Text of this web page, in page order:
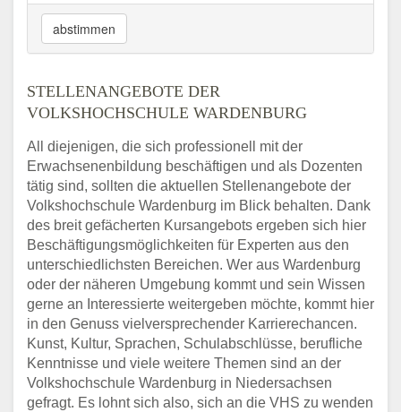
abstimmen
STELLENANGEBOTE DER
VOLKSHOCHSCHULE WARDENBURG
All diejenigen, die sich professionell mit der
Erwachsenenbildung beschäftigen und als Dozenten
tätig sind, sollten die aktuellen Stellenangebote der
Volkshochschule Wardenburg im Blick behalten. Dank
des breit gefächerten Kursangebots ergeben sich hier
Beschäftigungsmöglichkeiten für Experten aus den
unterschiedlichsten Bereichen. Wer aus Wardenburg
oder der näheren Umgebung kommt und sein Wissen
gerne an Interessierte weitergeben möchte, kommt hier
in den Genuss vielversprechender Karrierechancen.
Kunst, Kultur, Sprachen, Schulabschlüsse, berufliche
Kenntnisse und viele weitere Themen sind an der
Volkshochschule Wardenburg in Niedersachsen
gefragt. Es lohnt sich also, sich an die VHS zu wenden